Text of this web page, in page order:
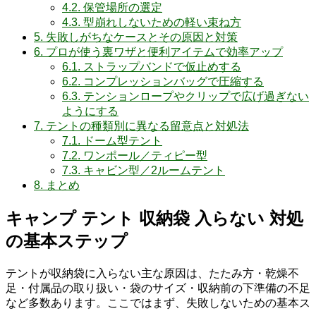
4.2. 保管場所の選定
4.3. 型崩れしないための軽い束ね方
5. 失敗しがちなケースとその原因と対策
6. プロが使う裏ワザと便利アイテムで効率アップ
6.1. ストラップバンドで仮止めする
6.2. コンプレッションバッグで圧縮する
6.3. テンションロープやクリップで広げ過ぎない
ようにする
7. テントの種類別に異なる留意点と対処法
7.1. ドーム型テント
7.2. ワンポール／ティピー型
7.3. キャビン型／2ルームテント
8. まとめ
キャンプ テント 収納袋 入らない 対処
の基本ステップ
テントが収納袋に入らない主な原因は、たたみ方・乾燥不
足・付属品の取り扱い・袋のサイズ・収納前の下準備の不足
など多数あります。ここではまず、失敗しないための基本ス